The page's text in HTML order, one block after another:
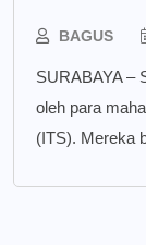
BAGUS
SURABAYA –
oleh para
(ITS). Mereka